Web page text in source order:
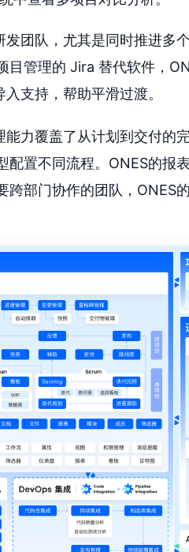
发团队，尤其是同时推进多
目管理的 Jira 替代软件，
支持，帮助平滑过渡。
能力覆盖了从计划到交付的
配置不同流程。ONES的报
跨部门协作的团队，ONES